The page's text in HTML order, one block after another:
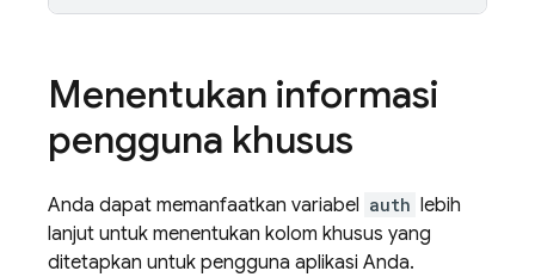
Menentukan informasi
pengguna khusus
Anda dapat memanfaatkan variabel auth lebih
lanjut untuk menentukan kolom khusus yang
ditetapkan untuk pengguna aplikasi Anda.